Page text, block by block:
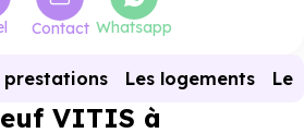
Contact Whatsapp
prestations Les logements Le
VITIS à